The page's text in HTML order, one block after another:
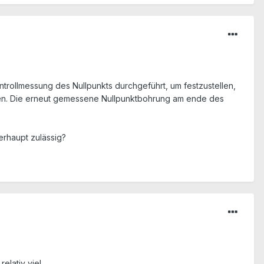
des Nullpunkts durchgeführt, um festzustellen,
Die erneut gemessene Nullpunktbohrung am ende des
zulässig?